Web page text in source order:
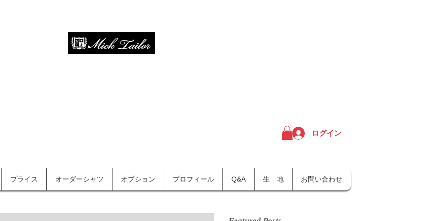
ログイン
プライス オーダーシャツ オプション プロフィール Q&A 生 地 お問い合わせ